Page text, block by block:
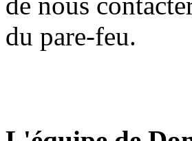
du pare-feu.